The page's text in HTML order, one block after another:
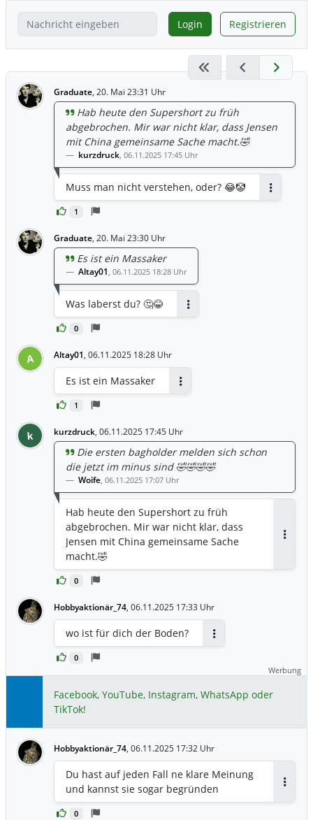
Login Registrieren
Graduate, 20. Mai 23:31 Uhr
1
Hab heute den Supershort zu früh
abgebrochen. Mir war nicht klar, dass Jensen
mit China gemeinsame Sache macht.🤣
kurzdruck, 06.11.2025 17:45 Uhr
Muss man nicht verstehen, oder? 😂🤡
Graduate, 20. Mai 23:30 Uhr
0
Es ist ein Massaker
Altay01, 06.11.2025 18:28 Uhr
Was laberst du? 🤔😂
A Altay01, 06.11.2025 18:28 Uhr
1
Es ist ein Massaker
k kurzdruck, 06.11.2025 17:45 Uhr
0
Die ersten bagholder melden sich schon
die jetzt im minus sind 🤣🤣🤣🤣
Woife, 06.11.2025 17:07 Uhr
Hab heute den Supershort zu früh
abgebrochen. Mir war nicht klar, dass
Jensen mit China gemeinsame Sache
macht.🤣
Hobbyaktionär_74, 06.11.2025 17:33 Uhr
0
wo ist für dich der Boden?
Werbung
Facebook, YouTube, Instagram, WhatsApp oder
TikTok!
Hobbyaktionär_74, 06.11.2025 17:32 Uhr
0
Du hast auf jeden Fall ne klare Meinung
und kannst sie sogar begründen